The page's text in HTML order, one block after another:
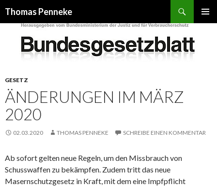
Thomas Penneke
INHALT
GESETZ
ÄNDERUNGEN IM MÄRZ
2020
02.03.2020 THOMAS PENNEKE SCHREIBE EINEN KOMMENTAR
Ab sofort gelten neue Regeln, um den Missbrauch von
Schusswaffen zu bekämpfen. Zudem tritt das neue
Masernschutzgesetz in Kraft, mit dem eine Impfpflicht